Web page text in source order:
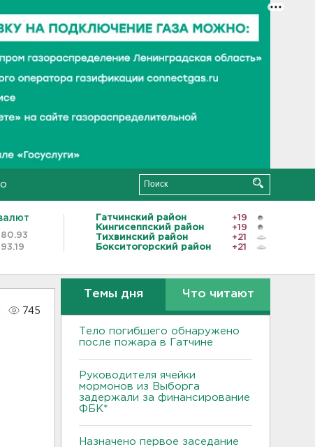
80.93
93.19
Гатчинский район
+19
Кингисеппский район
+19
Тихвинский район
+21
Бокситогорский район
+21
745
Темы дня Что читают
Тело погибшего обнаружено
после пожара в Гатчине
Руководителя ячейки
мормонов из Выборга
задержали за финансирование
ФБК*
Назначено первое заседание